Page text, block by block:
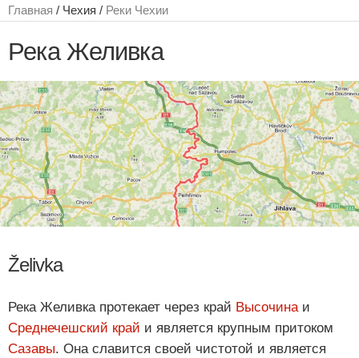
Главная / Чехия / Реки Чехии
Река Желивка
Želivka
Река Желивка протекает через край Высочинаи
Среднечешский край и является крупным притоком
Сазавы. Она славится своей чистотой и является